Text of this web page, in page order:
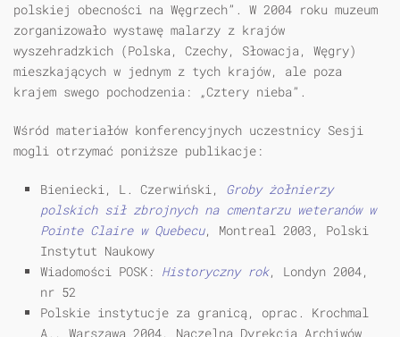
polskiej obecności na Węgrzech”. W 2004 roku muzeum
zorganizowało wystawę malarzy z krajów
wyszehradzkich (Polska, Czechy, Słowacja, Węgry)
mieszkających w jednym z tych krajów, ale poza
krajem swego pochodzenia: „Cztery nieba”.
Wśród materiałów konferencyjnych uczestnicy Sesji
mogli otrzymać poniższe publikacje:
Bieniecki, L. Czerwiński, Groby żołnierzy
polskich sił zbrojnych na cmentarzu weteranów w
Pointe Claire w Quebecu, Montreal 2003, Polski
Instytut Naukowy
Wiadomości POSK: Historyczny rok, Londyn 2004,
nr 52
Polskie instytucje za granicą, oprac. Krochmal
A., Warszawa 2004, Naczelna Dyrekcja Archiwów